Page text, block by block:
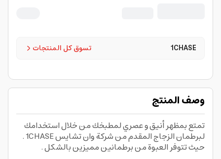
تسوق كل المنتجات 1CHASE
وصف المنتج
تمتع بمظهر أنيق و عصري لمطبخك من خلال استخدامك
لبرطمان الزجاج المقدم من شركة وان تشايس 1CHASE .
حيث تتوفر العبوة من برطمانين مميزين بالشكل .